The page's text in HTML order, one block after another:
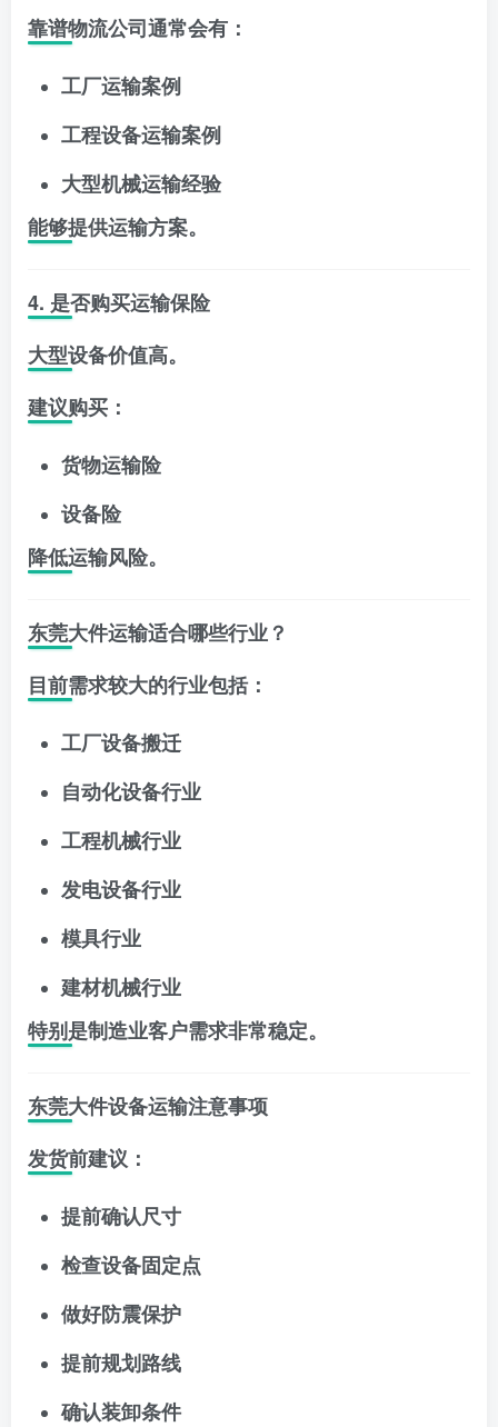
靠谱物流公司通常会有：
工厂运输案例
工程设备运输案例
大型机械运输经验
能够提供运输方案。
4. 是否购买运输保险
大型设备价值高。
建议购买：
货物运输险
设备险
降低运输风险。
东莞大件运输适合哪些行业？
目前需求较大的行业包括：
工厂设备搬迁
自动化设备行业
工程机械行业
发电设备行业
模具行业
建材机械行业
特别是制造业客户需求非常稳定。
东莞大件设备运输注意事项
发货前建议：
提前确认尺寸
检查设备固定点
做好防震保护
提前规划路线
确认装卸条件